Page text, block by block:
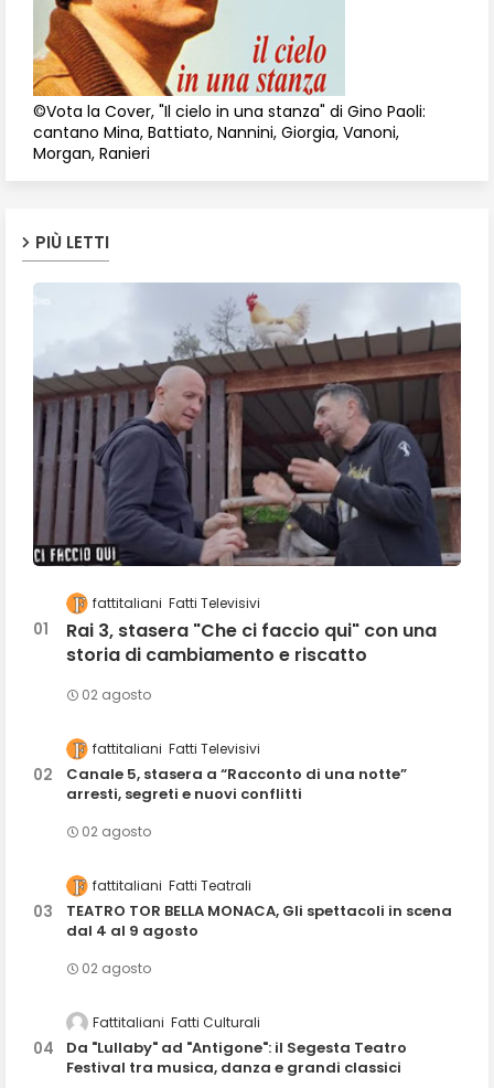
©Vota la Cover, "Il cielo in una stanza" di Gino Paoli:
cantano Mina, Battiato, Nannini, Giorgia, Vanoni,
Morgan, Ranieri
PIÙ LETTI
fattitaliani Fatti Televisivi
Rai 3, stasera "Che ci faccio qui" con una
storia di cambiamento e riscatto
02 agosto
fattitaliani Fatti Televisivi
Canale 5, stasera a “Racconto di una notte”
arresti, segreti e nuovi conflitti
02 agosto
fattitaliani Fatti Teatrali
TEATRO TOR BELLA MONACA, Gli spettacoli in scena
dal 4 al 9 agosto
02 agosto
Fattitaliani Fatti Culturali
Da "Lullaby" ad "Antigone": il Segesta Teatro
Festival tra musica, danza e grandi classici